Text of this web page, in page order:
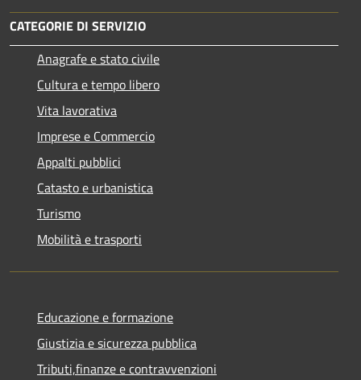
CATEGORIE DI SERVIZIO
Anagrafe e stato civile
Cultura e tempo libero
Vita lavorativa
Imprese e Commercio
Appalti pubblici
Catasto e urbanistica
Turismo
Mobilità e trasporti
Educazione e formazione
Giustizia e sicurezza pubblica
Tributi,finanze e contravvenzioni